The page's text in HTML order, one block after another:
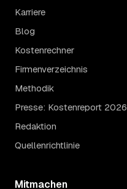
Karriere
Blog
Kostenrechner
Firmenverzeichnis
Methodik
Presse: Kostenreport 2026
Redaktion
Quellenrichtlinie
Mitmachen